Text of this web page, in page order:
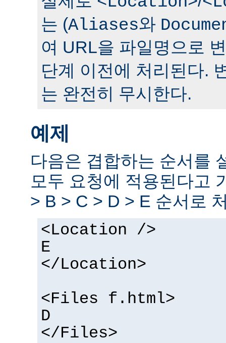
는 (Aliases와
여 URL을 파일명으로
단계 이전에 처리된다.
는 완전히 무시한다.
예제
다음은 겹합하는 순서를
모두 요청에 적용된다고
> B > C > D > E 순서로
<Location />
E
</Location>
<Files f.html>
D
</Files>